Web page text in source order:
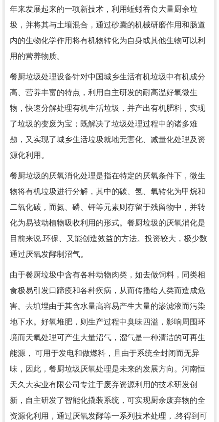
年来发展起来的一项新技术，利用蚯蚓吞食大量厨余垃
圾，并将其与土壤混合，通过砂囊的机械研磨作用和肠道
内的生物化学作用将有机物转化为自身或其他生物可以利
用的营养物质。
餐厨垃圾处理设备针对中国城乡生活有机垃圾中有机成分
高、营养丰富的特点，利用自主研发的耐高温好氧微生
物，快速分解处理有机生活垃圾，并产出有机肥料，实现
了垃圾的变废为宝；既解决了垃圾处理过程中的诸多难
题，又实现了城乡生活垃圾就地无害化、减量化处理及资
源化利用。
餐厨垃圾的厌氧消化处理是指在特定的厌氧条件下，微生
物将有机垃圾进行分解，其中的碳、氢、氧转化为甲烷和
二氧化碳，而氮、磷、钾等元素则存留于残留物中，并转
化为易被动植物吸收利用的形式。餐厨垃圾的厌氧消化是
目前来说.环保、又能创造效益的方法。投资较大，极少数
通过厌氧发酵制沼气。
由于餐厨垃圾中含有各种动物肉类，如去做饲料，同类相
食极易引发口蹄疫和各种疾病，从而传播给人类而造成危
害。去填埋由于其含水量高容易产生大量的渗滤液而污染
地下水。好氧堆肥，则生产过程中臭味四溢，影响周围环
境而天氧处理可产生大量沼气，溜气是一种清洁的可再生
能源， 可用于发电和做燃料，且由于系统全封闭而无异
味，因此，餐厨垃圾厌氧处理是未来的发展方向。河南恒
天久大实业有限公司专注于废弃资源利用的技术研发创
新，自主研发了智能化撬装系统，可实现厨余废弃物的全
资源化利用，通过厌氧发酵等一系列技术处理，.终得到可